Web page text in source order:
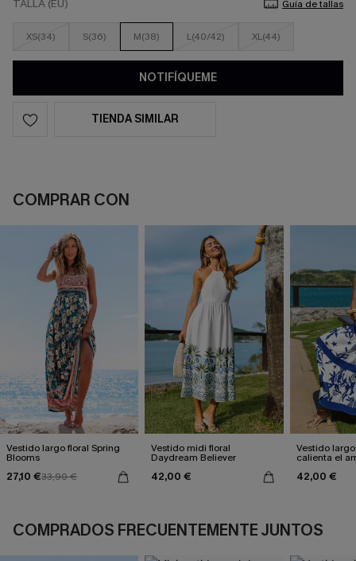
TALLA (EU) Guía de tallas
XS(34) S(36) M(38) L(40/42) XL(44)
NOTIFÍQUEME
TIENDA SIMILAR
COMPRAR CON
Vestido largo floral Spring
Blooms
27,10 €33,90 €
Vestido midi floral
Daydream Believer
42,00 €
Vestido
calienta el
42,00 €
COMPRADOS FRECUENTEMENTE JUNTOS